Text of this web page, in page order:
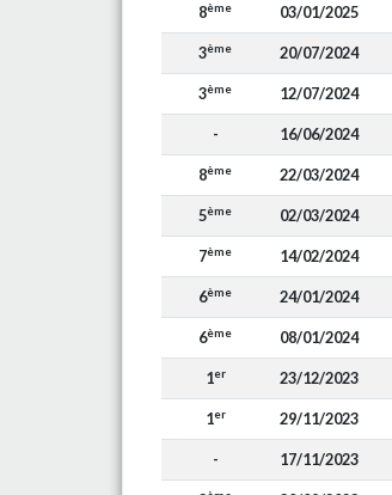
8ème 03/01/2025
3ème 20/07/2024
3ème 12/07/2024
- 16/06/2024
8ème 22/03/2024
5ème 02/03/2024
7ème 14/02/2024
6ème 24/01/2024
6ème 08/01/2024
1er 23/12/2023
1er 29/11/2023
- 17/11/2023